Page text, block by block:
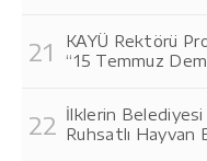
KAYÜ Rektörü
“15 Temmuz
İlklerin
Ruhsatlı Hayvan